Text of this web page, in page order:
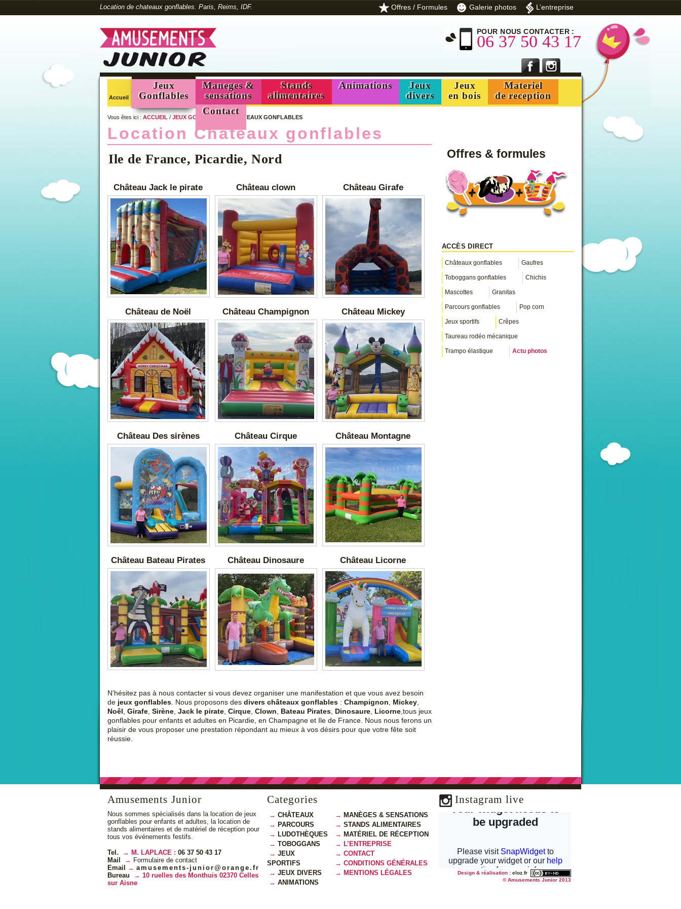
Location de chateaux gonflables. Paris, Reims, IDF. Offres / Formules Galerie photos L’entreprise
POUR NOUS CONTACTER :
06 37 50 43 17
Accueil
Jeux
Gonflables
Maneges &
sensations
Stands
alimentaires
Animations
Jeux
divers
Jeux
en bois
Materiel
de reception
Contact
Vous êtes ici : ACCUEIL / JEUX GONFLABLES CHATEAUX GONFLABLES
Location Chateaux gonflables
Ile de France, Picardie, Nord
Château Jack le pirate Château clown Château Girafe
Château de Noël Château Champignon Château Mickey
Château Des sirènes Château Cirque Château Montagne
Château Bateau Pirates Château Dinosaure Château Licorne
N’hésitez pas à nous contacter si vous devez organiser une manifestation et que vous avez besoin
de jeux gonflables . Nous proposons des divers châteaux gonflables : Champignon Mickey
Noêl Girafe Sirène Jack le pirate Cirque Clown Bateau Pirates Dinosaure Licorne ,tous jeux
gonflables pour enfants et adultes en Picardie , en Champagne et Ile de France. Nous nous ferons un
plaisir de vous proposer une prestation répondant au mieux à vos désirs pour que votre fête soit
réussie.
Offres & formules
ACCÈS DIRECT
Châteaux gonflables Gaufres
Toboggans gonflables Chichis
Mascottes Granitas
Parcours gonflables Pop corn
Jeux sportifs Crêpes
Taureau rodéo mécanique
Trampo élastique Actu photos
Amusements Junior
Nous sommes spécialisés dans la location de jeux
gonflables pour enfants et adultes, la location de
stands alimentaires et de matériel de réception pour
tous vos événements festifs.
Tel. M. LAPLACE : 06 37 50 43 17
Mail
Formulaire de contact
Email
amusements-junior@orange.fr
Bureau
10 ruelles des Monthuis 02370 Celles
sur Aisne
Categories
CHÂTEAUX
PARCOURS
LUDOTHÈQUES
TOBOGGANS
JEUX
SPORTIFS
JEUX DIVERS
ANIMATIONS
MANÈGES & SENSATIONS
STANDS ALIMENTAIRES
MATÉRIEL DE RÉCEPTION
L’ENTREPRISE
CONTACT
CONDITIONS GÉNÉRALES
MENTIONS LÉGALES
Instagram live
Design & réalisation : eloz.fr
© Amusements Junior 2013